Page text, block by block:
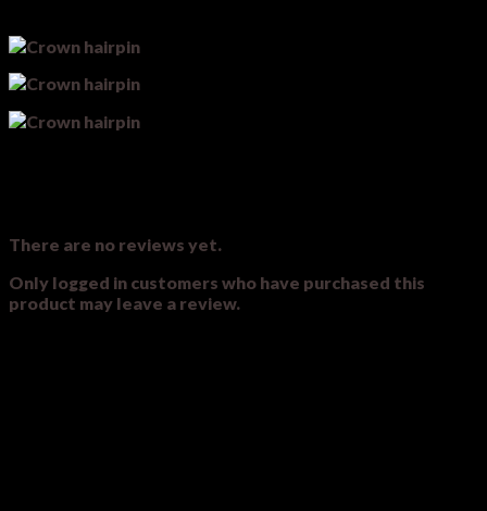
There are no reviews yet.
Only logged in customers who have purchased this
product may leave a review.